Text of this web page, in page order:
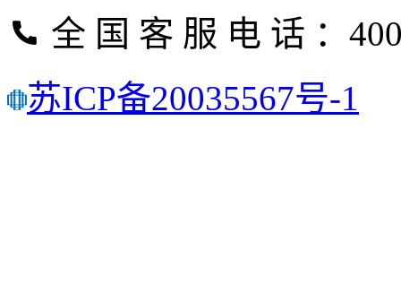
全 国 客 服 电 话 ：
苏ICP备20035567号-1